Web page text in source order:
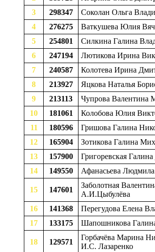
3
298347
Соколан Ольга
4
276275
Ваткушева Юлия
5
254801
Силкина Галина
6
247194
Лютикова Ирина
7
240587
Колотева Ирина
8
213927
Яцкова Наталья
9
213113
Чупрова Валентина
10
181061
Колобова Юлия
11
180596
Гришова Галина
12
165904
Зотикова Галина
13
157900
Григоревская
14
149550 Афанасьева
15 147601
Заболотная
А.И.Цыбулёва
16
141368
Перегудова Елена
17
133175 Шапошникова
18 129571
Горбачёва Марина
И.С. Лазаренко